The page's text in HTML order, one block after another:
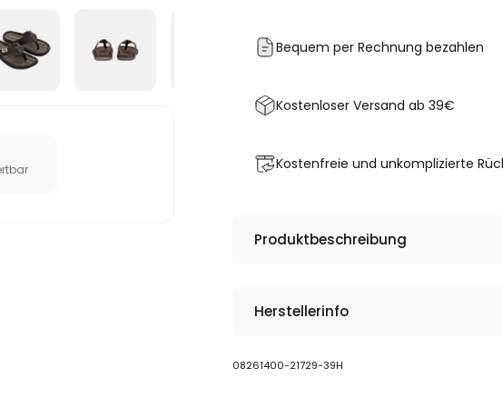
Bequem per Rechnung bezahlen
Kostenloser Versand ab 39€
Kostenfreie und unkomplizierte
Produktbeschreibung
Herstellerinfo
08261400-21729-39H